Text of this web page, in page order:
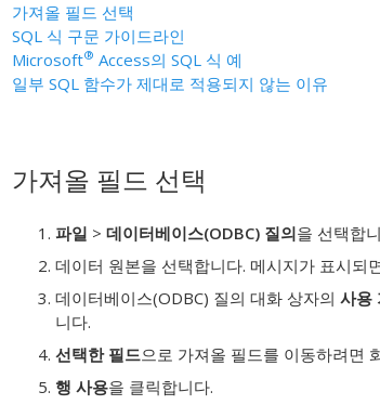
가져올 필드 선택
SQL 식 구문 가이드라인
Microsoft® Access의 SQL 식 예
일부 SQL 함수가 제대로 적용되지 않는 이유
가져올 필드 선택
파일 > 데이터베이스(ODBC) 질의을 선택합
데이터 원본을 선택합니다. 메시지가 표시되
데이터베이스(ODBC) 질의 대화 상자의 사용
니다.
선택한 필드으로 가져올 필드를 이동하려면
행 사용을 클릭합니다.